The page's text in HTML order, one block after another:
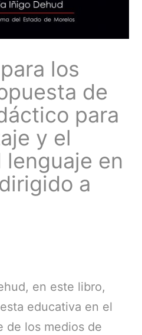
los
de
para
y el
lenguaje en
a
en este libro,
educativa en el
de los medios de